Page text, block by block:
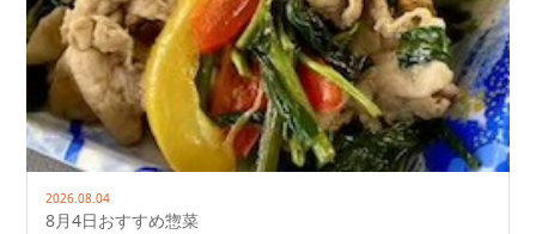
2026.08.04
8月4日おすすめ惣菜